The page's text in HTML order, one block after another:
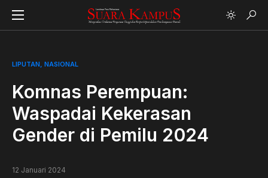
LIPUTAN NASIONAL
Komnas Perempuan:
Waspadai Kekerasan
Gender di Pemilu 2024
12 Januari 2024